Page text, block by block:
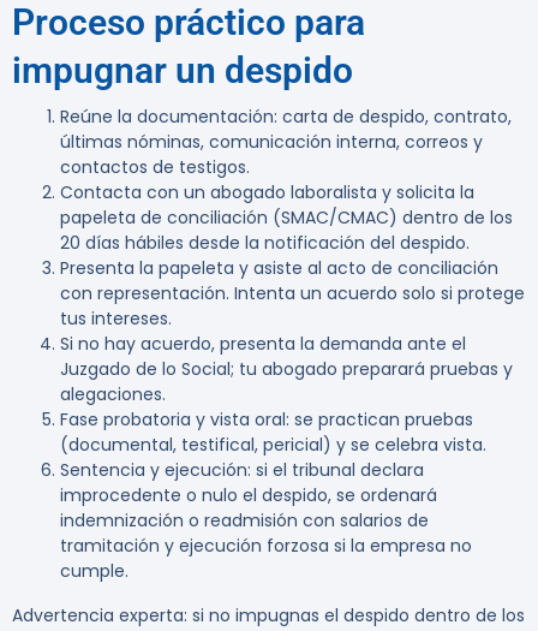
Proceso práctico para
impugnar un despido
Reúne la documentación: carta de despido, contrato,
últimas nóminas, comunicación interna, correos y
contactos de testigos.
Contacta con un abogado laboralista y solicita la
papeleta de conciliación (SMAC/CMAC) dentro de los
20 días hábiles desde la notificación del despido.
Presenta la papeleta y asiste al acto de conciliación
con representación. Intenta un acuerdo solo si protege
tus intereses.
Si no hay acuerdo, presenta la demanda ante el
Juzgado de lo Social; tu abogado preparará pruebas y
alegaciones.
Fase probatoria y vista oral: se practican pruebas
(documental, testifical, pericial) y se celebra vista.
Sentencia y ejecución: si el tribunal declara
improcedente o nulo el despido, se ordenará
indemnización o readmisión con salarios de
tramitación y ejecución forzosa si la empresa no
cumple.
Advertencia experta: si no impugnas el despido dentro de los